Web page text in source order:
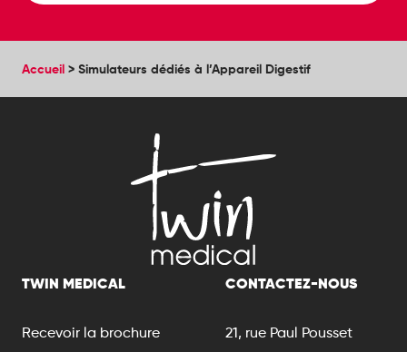
Accueil > Simulateurs dédiés à l’Appareil Digestif
TWIN MEDICAL
Recevoir la brochure
CONTACTEZ-NOUS
21, rue Paul Pousset